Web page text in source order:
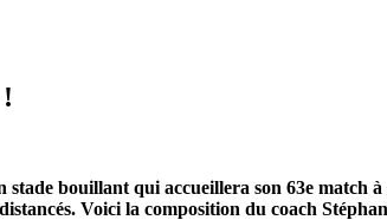
bouillant qui accueillera son 63e match
Voici la composition du coach